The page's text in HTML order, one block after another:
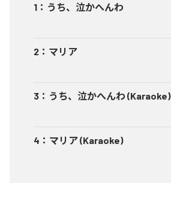
1 ： うち、泣かへんわ
2 ： マリア
3 ： うち、泣かへんわ (Karaoke)
4 ： マリア (Karaoke)